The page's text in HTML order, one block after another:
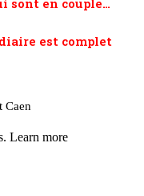
sont en couple…
est complet